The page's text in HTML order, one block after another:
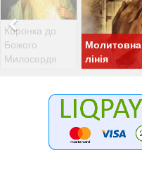
Коронка до
Божого
Милосердя
Молитовна
лінія